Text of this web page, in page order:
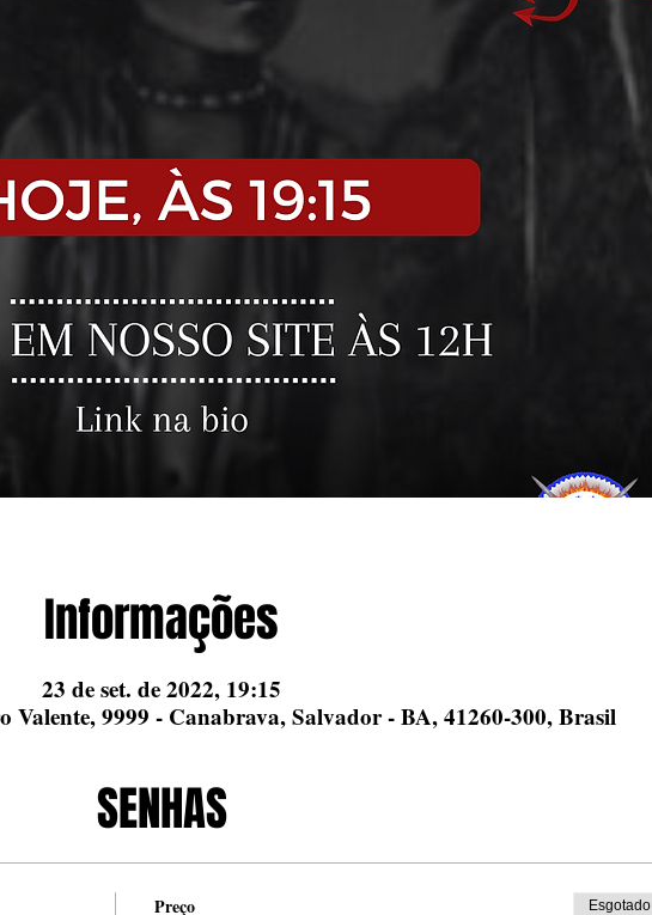
Informações
23 de set. de 2022, 19:15
Valente, 9999 - Canabrava, Salvador - BA, 41260-300, Brasil
SENHAS
Preço Esgotado